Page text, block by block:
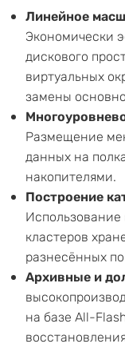
Линейное
Экономически
дискового
виртуальных
замены
Размещение
данных на
накопителями.
Построение
Использование
кластеров
разнесённых
Архивные и
на базе All-